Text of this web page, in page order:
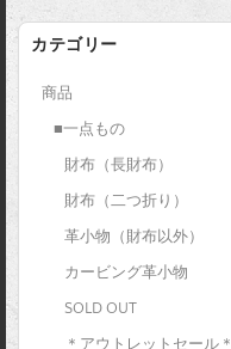
カテゴリー
商品
■一点もの
財布（長財布）
財布（二つ折り）
革小物（財布以外）
カービング革小物
SOLD OUT
＊アウトレットセール＊